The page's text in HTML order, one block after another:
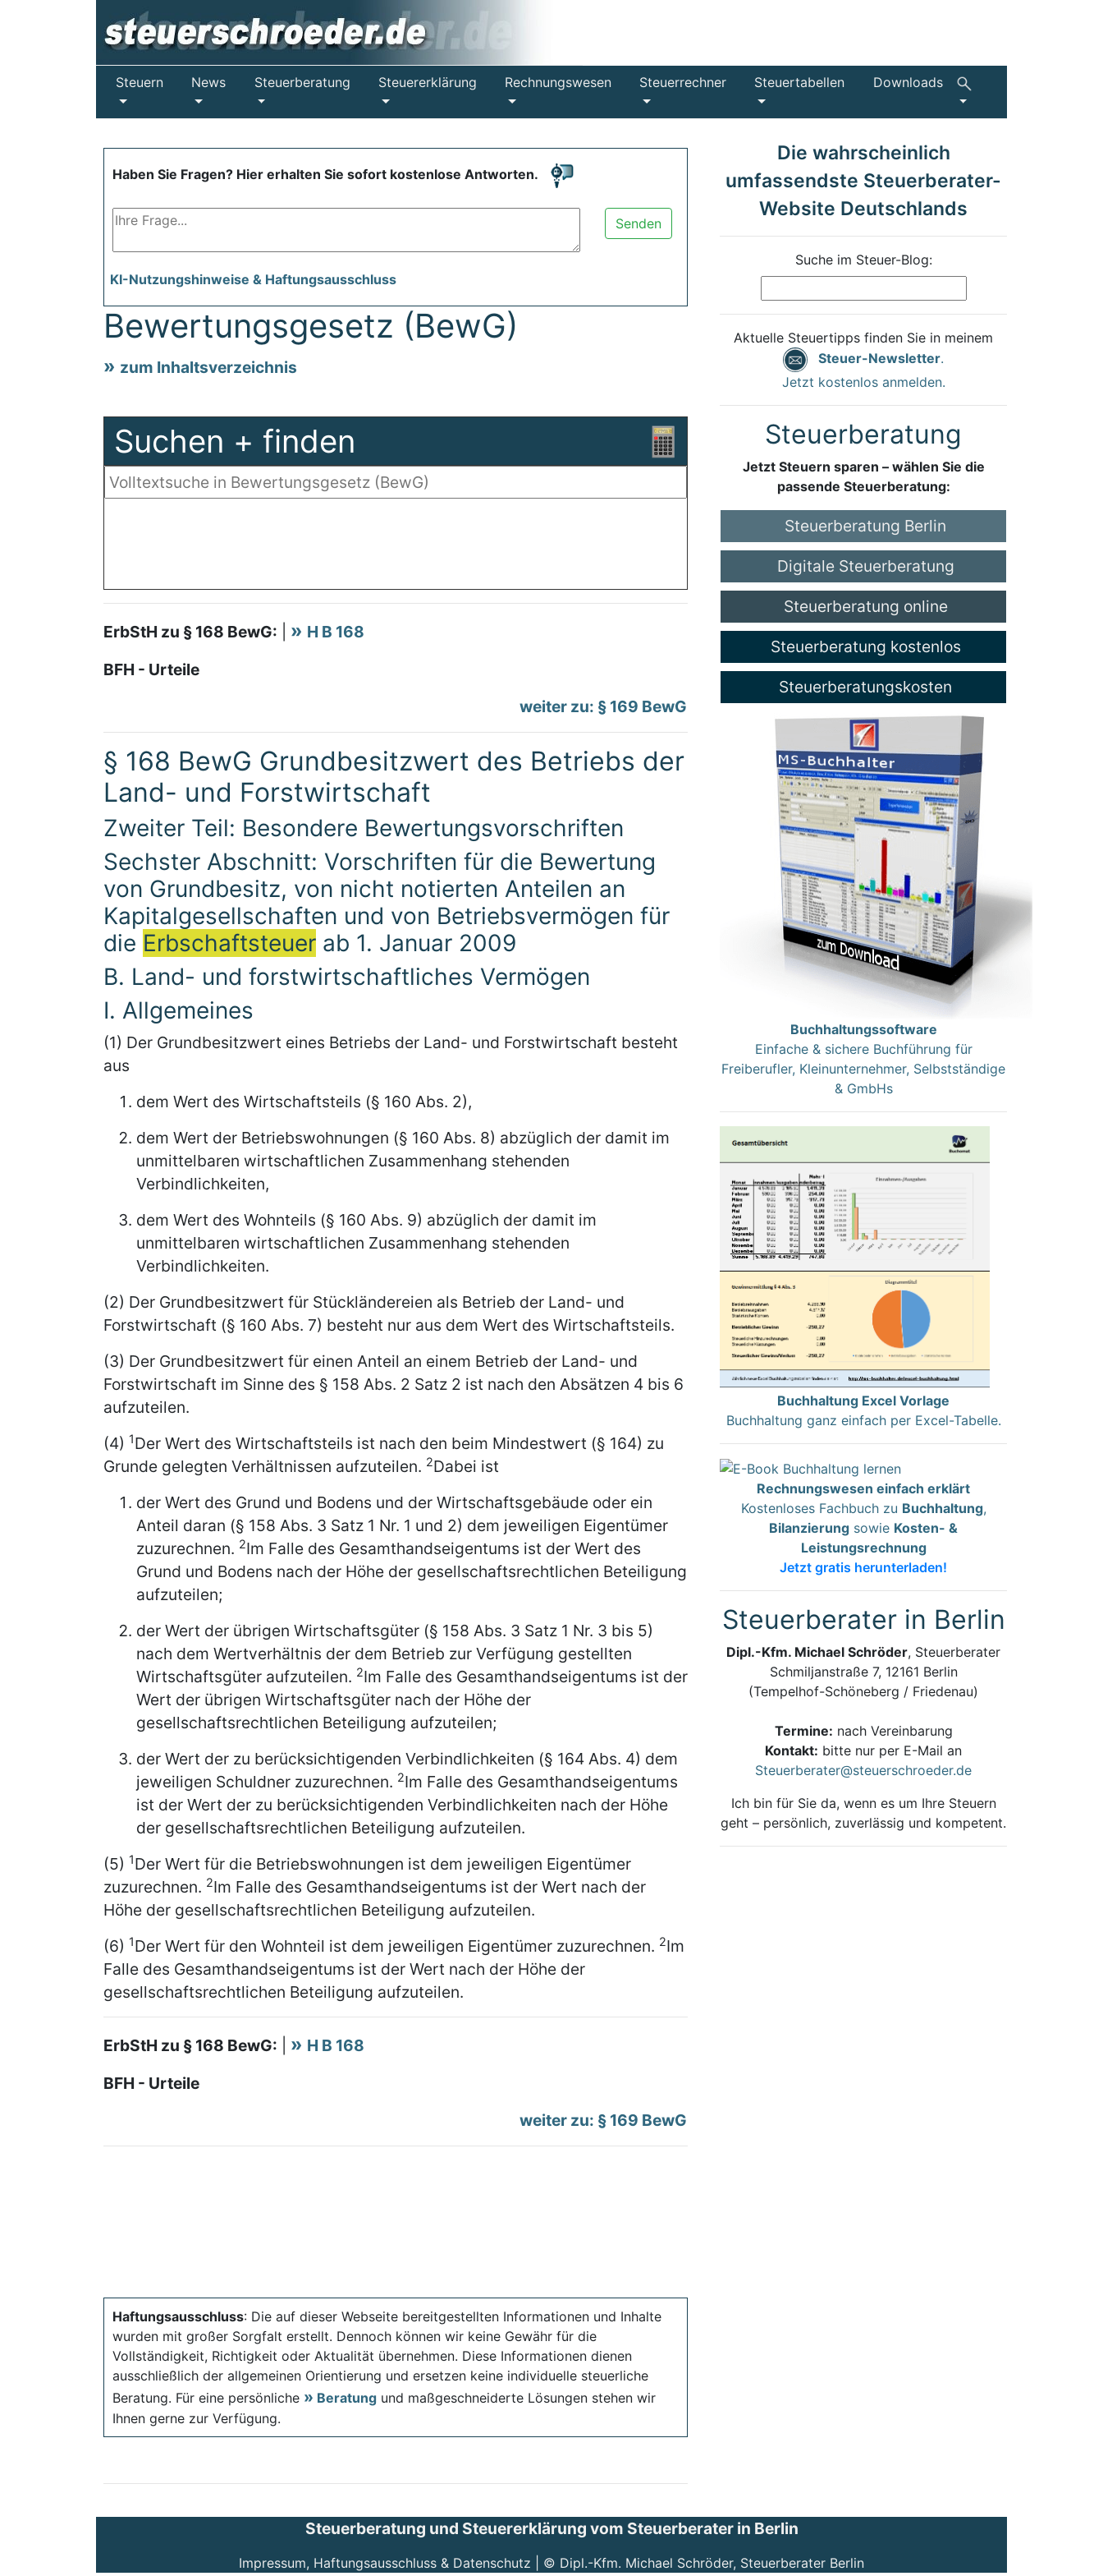
Steuern News Steuerberatung Steuererklärung Rechnungswesen Steuerrechner Steuertabellen Downloads
Haben Sie Fragen? Hier erhalten Sie sofort kostenlose Antworten.
Senden
KI-Nutzungshinweise & Haftungsausschluss
Bewertungsgesetz (BewG)
zum Inhaltsverzeichnis
Suchen + finden
ErbStH zu § 168 BewG:
H B 168
BFH - Urteile
weiter zu: § 169 BewG
§ 168 BewG Grundbesitzwert des Betriebs der
Land- und Forstwirtschaft
Zweiter Teil: Besondere Bewertungsvorschriften
Sechster Abschnitt: Vorschriften für die Bewertung
von Grundbesitz, von nicht notierten Anteilen an
Kapitalgesellschaften und von Betriebsvermögen für
die Erbschaftsteuer ab 1. Januar 2009
B. Land- und forstwirtschaftliches Vermögen
I. Allgemeines
(1) Der Grundbesitzwert eines Betriebs der Land- und Forstwirtschaft besteht
aus
dem Wert des Wirtschaftsteils (§ 160 Abs. 2),
dem Wert der Betriebswohnungen (§ 160 Abs. 8) abzüglich der damit im
unmittelbaren wirtschaftlichen Zusammenhang stehenden
Verbindlichkeiten,
dem Wert des Wohnteils (§ 160 Abs. 9) abzüglich der damit im
unmittelbaren wirtschaftlichen Zusammenhang stehenden
Verbindlichkeiten.
(2) Der Grundbesitzwert für Stückländereien als Betrieb der Land- und
Forstwirtschaft (§ 160 Abs. 7) besteht nur aus dem Wert des Wirtschaftsteils.
(3) Der Grundbesitzwert für einen Anteil an einem Betrieb der Land- und
Forstwirtschaft im Sinne des § 158 Abs. 2 Satz 2 ist nach den Absätzen 4 bis 6
aufzuteilen.
(4) 1Der Wert des Wirtschaftsteils ist nach den beim Mindestwert (§ 164) zu
Grunde gelegten Verhältnissen aufzuteilen. 2Dabei ist
der Wert des Grund und Bodens und der Wirtschaftsgebäude oder ein
Anteil daran (§ 158 Abs. 3 Satz 1 Nr. 1 und 2) dem jeweiligen Eigentümer
zuzurechnen. 2Im Falle des Gesamthandseigentums ist der Wert des
Grund und Bodens nach der Höhe der gesellschaftsrechtlichen Beteiligung
aufzuteilen;
der Wert der übrigen Wirtschaftsgüter (§ 158 Abs. 3 Satz 1 Nr. 3 bis 5)
nach dem Wertverhältnis der dem Betrieb zur Verfügung gestellten
Wirtschaftsgüter aufzuteilen. 2Im Falle des Gesamthandseigentums ist der
Wert der übrigen Wirtschaftsgüter nach der Höhe der
gesellschaftsrechtlichen Beteiligung aufzuteilen;
der Wert der zu berücksichtigenden Verbindlichkeiten (§ 164 Abs. 4) dem
jeweiligen Schuldner zuzurechnen. 2Im Falle des Gesamthandseigentums
ist der Wert der zu berücksichtigenden Verbindlichkeiten nach der Höhe
der gesellschaftsrechtlichen Beteiligung aufzuteilen.
(5) 1Der Wert für die Betriebswohnungen ist dem jeweiligen Eigentümer
zuzurechnen. 2Im Falle des Gesamthandseigentums ist der Wert nach der
Höhe der gesellschaftsrechtlichen Beteiligung aufzuteilen.
(6) 1Der Wert für den Wohnteil ist dem jeweiligen Eigentümer zuzurechnen. 2Im
Falle des Gesamthandseigentums ist der Wert nach der Höhe der
gesellschaftsrechtlichen Beteiligung aufzuteilen.
ErbStH zu § 168 BewG:
H B 168
BFH - Urteile
weiter zu: § 169 BewG
Haftungsausschluss: Die auf dieser Webseite bereitgestellten Informationen und Inhalte
wurden mit großer Sorgfalt erstellt. Dennoch können wir keine Gewähr für die
Vollständigkeit, Richtigkeit oder Aktualität übernehmen. Diese Informationen dienen
ausschließlich der allgemeinen Orientierung und ersetzen keine individuelle steuerliche
Beratung. Für eine persönliche
Beratung und maßgeschneiderte Lösungen stehen wir
Ihnen gerne zur Verfügung.
Die wahrscheinlich
umfassendste Steuerberater-
Website Deutschlands
Suche im Steuer-Blog:
Aktuelle Steuertipps finden Sie in meinem
Steuer-Newsletter.
Jetzt kostenlos anmelden.
Steuerberatung
Jetzt Steuern sparen – wählen Sie die
passende Steuerberatung:
Steuerberatung Berlin
Digitale Steuerberatung
Steuerberatung online
Steuerberatung kostenlos
Steuerberatungskosten
Buchhaltungssoftware
Einfache & sichere Buchführung für
Freiberufler, Kleinunternehmer, Selbstständige
& GmbHs
Buchhaltung Excel Vorlage
Buchhaltung ganz einfach per Excel-Tabelle.
Rechnungswesen einfach erklärt
Kostenloses Fachbuch zu Buchhaltung,
Bilanzierung sowie Kosten- &
Leistungsrechnung
Jetzt gratis herunterladen!
Steuerberater in Berlin
Dipl.-Kfm. Michael Schröder, Steuerberater
Schmiljanstraße 7, 12161 Berlin
(Tempelhof-Schöneberg / Friedenau)
Termine: nach Vereinbarung
Kontakt: bitte nur per E-Mail an
Steuerberater@steuerschroeder.de
Ich bin für Sie da, wenn es um Ihre Steuern
geht – persönlich, zuverlässig und kompetent.
Steuerberatung und Steuererklärung vom Steuerberater in Berlin
Impressum, Haftungsausschluss & Datenschutz | © Dipl.-Kfm. Michael Schröder, Steuerberater Berlin